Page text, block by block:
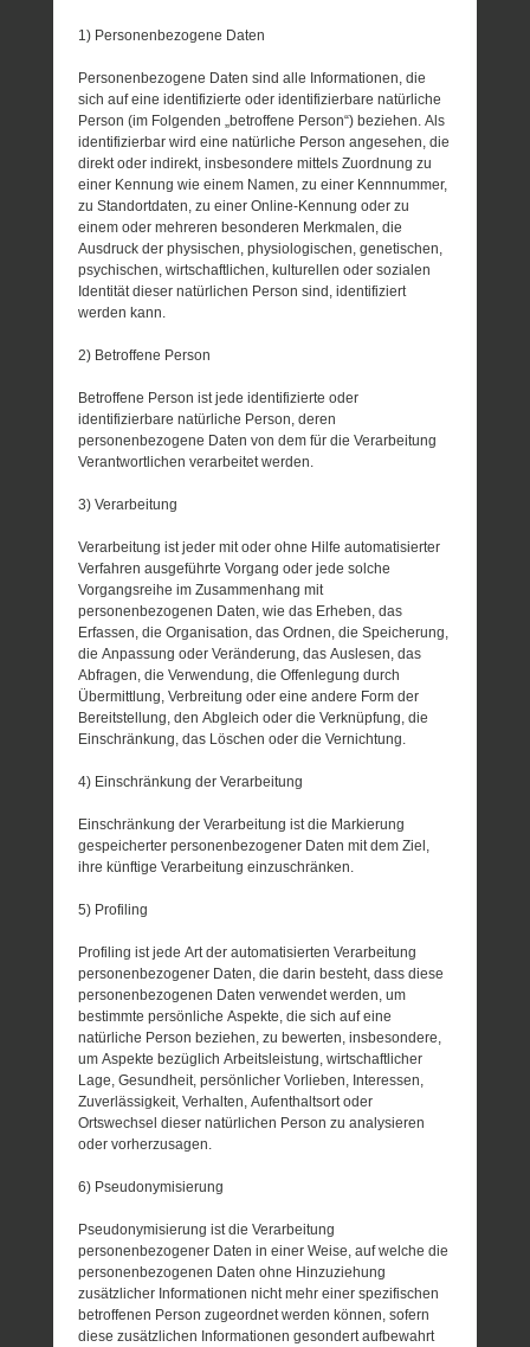
1) Personenbezogene Daten
Personenbezogene Daten sind alle Informationen, die
sich auf eine identifizierte oder identifizierbare natürliche
Person (im Folgenden „betroffene Person“) beziehen. Als
identifizierbar wird eine natürliche Person angesehen, die
direkt oder indirekt, insbesondere mittels Zuordnung zu
einer Kennung wie einem Namen, zu einer Kennnummer,
zu Standortdaten, zu einer Online-Kennung oder zu
einem oder mehreren besonderen Merkmalen, die
Ausdruck der physischen, physiologischen, genetischen,
psychischen, wirtschaftlichen, kulturellen oder sozialen
Identität dieser natürlichen Person sind, identifiziert
werden kann.
2) Betroffene Person
Betroffene Person ist jede identifizierte oder
identifizierbare natürliche Person, deren
personenbezogene Daten von dem für die Verarbeitung
Verantwortlichen verarbeitet werden.
3) Verarbeitung
Verarbeitung ist jeder mit oder ohne Hilfe automatisierter
Verfahren ausgeführte Vorgang oder jede solche
Vorgangsreihe im Zusammenhang mit
personenbezogenen Daten, wie das Erheben, das
Erfassen, die Organisation, das Ordnen, die Speicherung,
die Anpassung oder Veränderung, das Auslesen, das
Abfragen, die Verwendung, die Offenlegung durch
Übermittlung, Verbreitung oder eine andere Form der
Bereitstellung, den Abgleich oder die Verknüpfung, die
Einschränkung, das Löschen oder die Vernichtung.
4) Einschränkung der Verarbeitung
Einschränkung der Verarbeitung ist die Markierung
gespeicherter personenbezogener Daten mit dem Ziel,
ihre künftige Verarbeitung einzuschränken.
5) Profiling
Profiling ist jede Art der automatisierten Verarbeitung
personenbezogener Daten, die darin besteht, dass diese
personenbezogenen Daten verwendet werden, um
bestimmte persönliche Aspekte, die sich auf eine
natürliche Person beziehen, zu bewerten, insbesondere,
um Aspekte bezüglich Arbeitsleistung, wirtschaftlicher
Lage, Gesundheit, persönlicher Vorlieben, Interessen,
Zuverlässigkeit, Verhalten, Aufenthaltsort oder
Ortswechsel dieser natürlichen Person zu analysieren
oder vorherzusagen.
6) Pseudonymisierung
Pseudonymisierung ist die Verarbeitung
personenbezogener Daten in einer Weise, auf welche die
personenbezogenen Daten ohne Hinzuziehung
zusätzlicher Informationen nicht mehr einer spezifischen
betroffenen Person zugeordnet werden können, sofern
diese zusätzlichen Informationen gesondert aufbewahrt